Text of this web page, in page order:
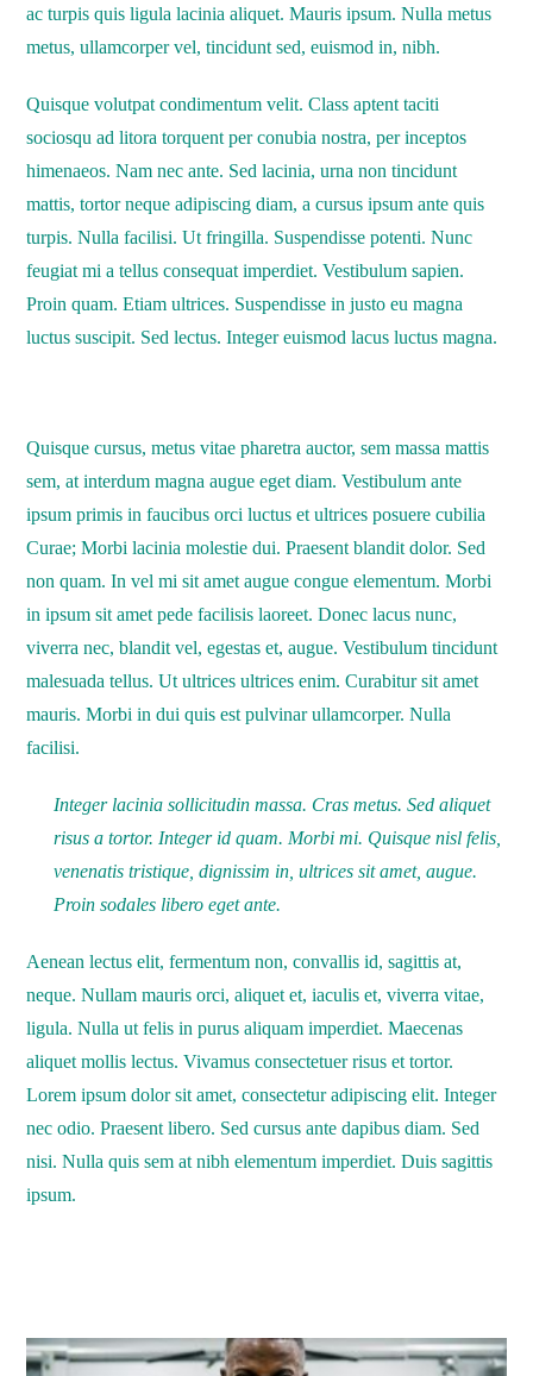
ac turpis quis ligula lacinia aliquet. Mauris ipsum. Nulla metus
metus, ullamcorper vel, tincidunt sed, euismod in, nibh.
Quisque volutpat condimentum velit. Class aptent taciti
sociosqu ad litora torquent per conubia nostra, per inceptos
himenaeos. Nam nec ante. Sed lacinia, urna non tincidunt
mattis, tortor neque adipiscing diam, a cursus ipsum ante quis
turpis. Nulla facilisi. Ut fringilla. Suspendisse potenti. Nunc
feugiat mi a tellus consequat imperdiet. Vestibulum sapien.
Proin quam. Etiam ultrices. Suspendisse in justo eu magna
luctus suscipit. Sed lectus. Integer euismod lacus luctus magna.
Quisque cursus, metus vitae pharetra auctor, sem massa mattis
sem, at interdum magna augue eget diam. Vestibulum ante
ipsum primis in faucibus orci luctus et ultrices posuere cubilia
Curae; Morbi lacinia molestie dui. Praesent blandit dolor. Sed
non quam. In vel mi sit amet augue congue elementum. Morbi
in ipsum sit amet pede facilisis laoreet. Donec lacus nunc,
viverra nec, blandit vel, egestas et, augue. Vestibulum tincidunt
malesuada tellus. Ut ultrices ultrices enim. Curabitur sit amet
mauris. Morbi in dui quis est pulvinar ullamcorper. Nulla
facilisi.
Integer lacinia sollicitudin massa. Cras metus. Sed aliquet
risus a tortor. Integer id quam. Morbi mi. Quisque nisl felis,
venenatis tristique, dignissim in, ultrices sit amet, augue.
Proin sodales libero eget ante.
Aenean lectus elit, fermentum non, convallis id, sagittis at,
neque. Nullam mauris orci, aliquet et, iaculis et, viverra vitae,
ligula. Nulla ut felis in purus aliquam imperdiet. Maecenas
aliquet mollis lectus. Vivamus consectetuer risus et tortor.
Lorem ipsum dolor sit amet, consectetur adipiscing elit. Integer
nec odio. Praesent libero. Sed cursus ante dapibus diam. Sed
nisi. Nulla quis sem at nibh elementum imperdiet. Duis sagittis
ipsum.